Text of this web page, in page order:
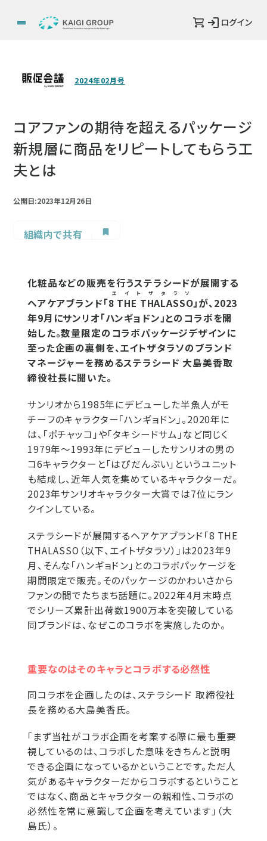
ログイン
2024年02月号
コアファンの期待を超えるパッケージ
新規層に商品をリピートしてもらう工
夫とは
公開日:2023年12月26日
組織内で共有
化粧品などの販売を行うステラシードが展開する
ヘアケアブランド「8 THE THALASSO
エイトザタラソ
」が、2023
年9月にサンリオ「ハンギョドン」とのコラボを開
始した。数量限定のコラボパッケージデザインに
至った企画の裏側を、エイトザタラソのブランド
マネージャーを務めるステラシード 大島美香取
締役社長に聞いた。
サンリオから1985年にデビューした半魚人がモ
チーフのキャラクター「ハンギョドン」。2020年に
は、「ポチャッコ」や「タキシードサム」など同じく
1979年～1993年にデビューしたサンリオの男の
コ6キャラクターと「はぴだんぶい」というユニット
も結成し、近年人気を集めているキャラクターだ。
2023年サンリオキャラクター大賞では7位にラン
クインしている。
ステラシードが展開するヘアケアブランド「8 THE
THALASSO（以下、エイトザタラソ）」は2023年9
月、そんな「ハンギョドン」とのコラボパッケージを
期間限定で販売。そのパッケージのかわいさから
ファンの間でたちまち話題に。2022年4月末時点
でシリーズ累計出荷数1900万本を突破している
同ブランドは、なぜこのコラボを実施したのか。
重要なのはそのキャラとコラボする必然性
同コラボを企画したのは、ステラシード 取締役社
長を務める大島美香氏。
「まず当社がコラボ企画を考案する際に最も重要
視しているのは、コラボした意味をきちんと説明
できる企画になっているかということです。ただ人
気があるキャラクターだからコラボするということ
ではなく、商品とキャラクターの親和性、コラボの
必然性を常に意識して企画を考えています」（大
島氏）。